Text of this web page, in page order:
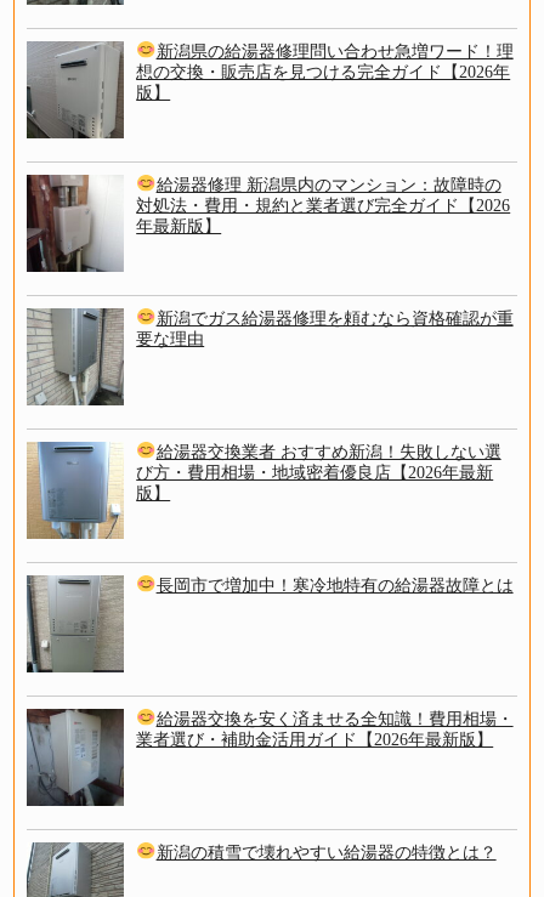
新潟県の給湯器修理問い合わせ急増ワード！理
想の交換・販売店を見つける完全ガイド【2026年
版】
給湯器修理 新潟県内のマンション：故障時の
対処法・費用・規約と業者選び完全ガイド【2026
年最新版】
新潟でガス給湯器修理を頼むなら資格確認が重
要な理由
給湯器交換業者 おすすめ新潟！失敗しない選
び方・費用相場・地域密着優良店【2026年最新
版】
長岡市で増加中！寒冷地特有の給湯器故障とは
給湯器交換を安く済ませる全知識！費用相場・
業者選び・補助金活用ガイド【2026年最新版】
新潟の積雪で壊れやすい給湯器の特徴とは？